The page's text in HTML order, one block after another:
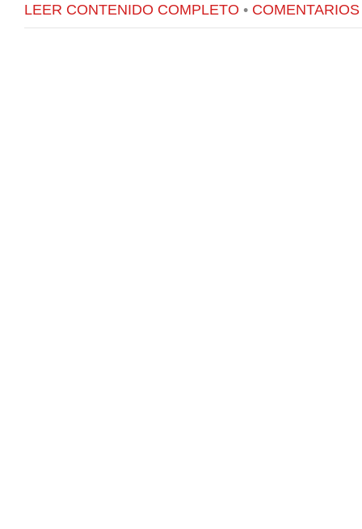
LEER CONTENIDO COMPLETO •